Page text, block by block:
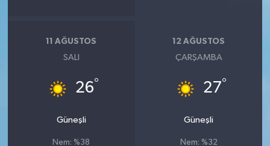
11 AĞUSTOS
SALI
26°
Güneşli
Nem: %38
12 AĞUSTOS
ÇARŞAMBA
27°
Güneşli
Nem: %32